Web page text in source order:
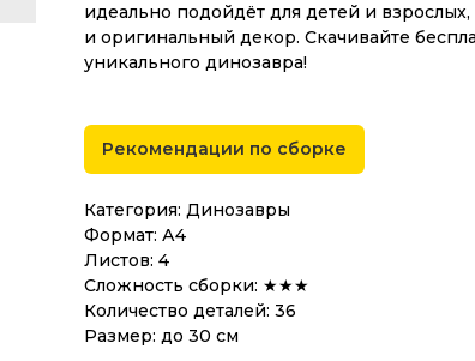
идеально подойдёт для детей и
и оригинальный декор. Скачивайте
уникального динозавра!
Рекомендации по сборке
Категория: Динозавры
Формат: А4
Листов: 4
Сложность сборки: ★★★
Количество деталей: 36
Размер: до 30 см